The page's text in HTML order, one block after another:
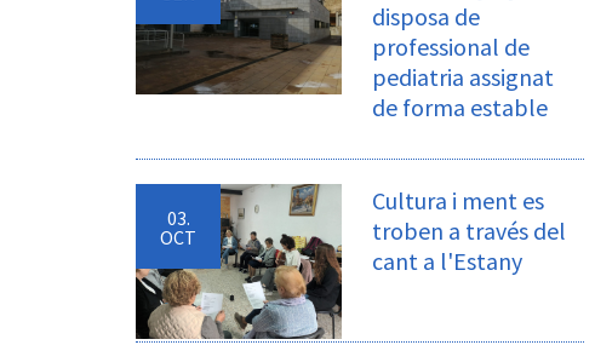
disposa de
professional de
pediatria assignat
de forma estable
03.
OCT
Cultura i ment es
troben a través del
cant a l'Estany